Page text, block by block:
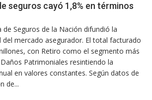
seguros cayó 1,8% en términos
de Seguros de la Nación difundió la
mercado asegurador. El total facturado
con Retiro como el segmento más
Patrimoniales resintiendo la
en valores constantes. Según datos de
de...